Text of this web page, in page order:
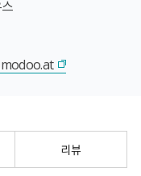
리뷰